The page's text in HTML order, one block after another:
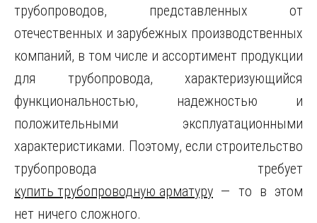
трубопроводов, представленных от
отечественных и зарубежных производственных
компаний, в том числе и ассортимент продукции
для трубопровода, характеризующийся
функциональностью, надежностью и
положительными эксплуатационными
характеристиками. Поэтому, если строительство
трубопровода требует
купить трубопроводную арматуру — то в этом
нет ничего сложного.